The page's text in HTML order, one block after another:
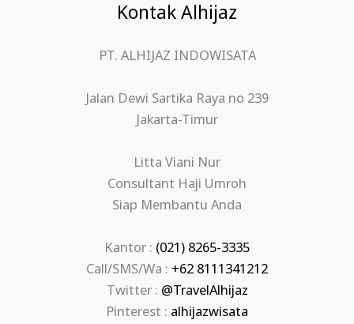
Kontak Alhijaz
PT. ALHIJAZ INDOWISATA
Jalan Dewi Sartika Raya no 239
Jakarta-Timur
Litta Viani Nur
Consultant Haji Umroh
Siap Membantu Anda
Kantor : (021) 8265-3335
Call/SMS/Wa : +62 8111341212
Twitter : @TravelAlhijaz
Pinterest : alhijazwisata